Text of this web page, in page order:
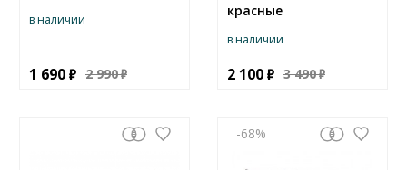
в наличии
1 690 2 990
красные
в наличии
2 100 3 490
-68